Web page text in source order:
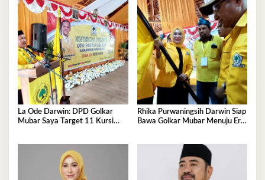
La Ode Darwin: DPD Golkar
Mubar Saya Target 11 Kursi
Rhika Purwaningsih Darwin Siap
Bawa Golkar Mubar Menuju Era